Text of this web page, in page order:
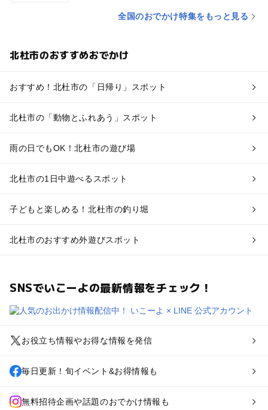
全国のおでかけ特集をもっと見る
北杜市のおすすめおでかけ
おすすめ！北杜市の「日帰り」スポット
北杜市の「動物とふれあう」スポット
雨の日でもOK！北杜市の遊び場
北杜市の1日中遊べるスポット
子どもと楽しめる！北杜市の釣り堀
北杜市のおすすめ外遊びスポット
SNSでいこーよの最新情報をチェック！
お役立ち情報やお得な情報を発信
毎日更新！旬イベント&お得情報も
無料招待企画や話題のおでかけ情報も